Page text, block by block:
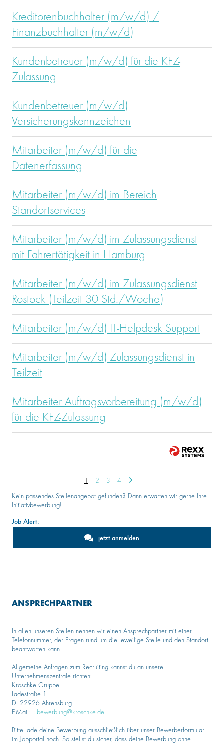
Kreditorenbuchhalter (m/w/d) /
Finanzbuchhalter (m/w/d)
Kundenbetreuer (m/w/d) für die KFZ-
Zulassung
Kundenbetreuer (m/w/d)
Versicherungskennzeichen
Mitarbeiter (m/w/d) für die
Datenerfassung
Mitarbeiter (m/w/d) im Bereich
Standortservices
Mitarbeiter (m/w/d) im Zulassungsdienst
mit Fahrertätigkeit in Hamburg
Mitarbeiter (m/w/d) im Zulassungsdienst
Rostock (Teilzeit 30 Std./Woche)
Mitarbeiter (m/w/d) IT-Helpdesk Support
Mitarbeiter (m/w/d) Zulassungsdienst in
Teilzeit
Mitarbeiter Auftragsvorbereitung (m/w/d)
für die KFZ-Zulassung
1 2 3 4
Kein passendes Stellenangebot gefunden? Dann erwarten wir gerne Ihre
Initiativbewerbung!
Job Alert:
jetzt anmelden
ANSPRECHPARTNER
In allen unseren Stellen nennen wir einen Ansprechpartner mit einer
Telefonnummer, der Fragen rund um die jeweilige Stelle und den Standort
beantworten kann.
Allgemeine Anfragen zum Recruiting kannst du an unsere
Unternehmenszentrale richten:
Kroschke Gruppe
Ladestraße 1
D- 22926 Ahrensburg
E-Mail: bewerbung@kroschke.de
Bitte lade deine Bewerbung ausschließlich über unser Bewerberformular
im Jobportal hoch. So stellst du sicher, dass deine Bewerbung ohne